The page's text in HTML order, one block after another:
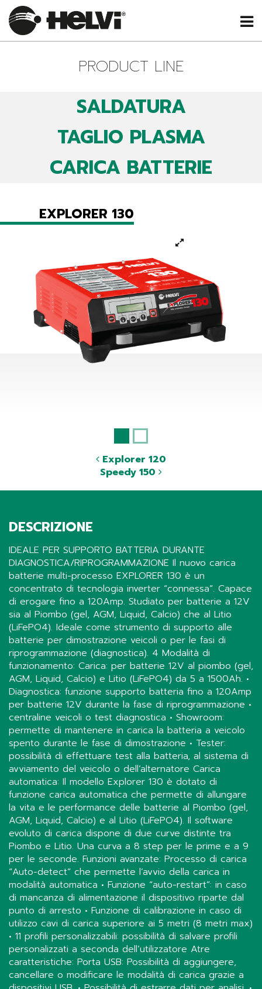
PRODUCT LINE
SALDATURA
TAGLIO PLASMA
CARICA BATTERIE
EXPLORER 130
Explorer 120
Speedy 150
DESCRIZIONE
IDEALE PER SUPPORTO BATTERIA DURANTE
DIAGNOSTICA/RIPROGRAMMAZIONE Il nuovo carica
batterie multi-processo EXPLORER 130 è un
concentrato di tecnologia inverter “connessa”. Capace
di erogare fino a 120Amp. Studiato per batterie a 12V
sia al Piombo (gel, AGM, Liquid, Calcio) che al Litio
(LiFePO4). Ideale come strumento di supporto alle
batterie per dimostrazione veicoli o per le fasi di
riprogrammazione (diagnostica). 4 Modalità di
funzionamento: Carica: per batterie 12V al piombo (gel,
AGM, Liquid, Calcio) e Litio (LiFePO4) da 5 a 1500Ah. •
Diagnostica: funzione supporto batteria fino a 120Amp
per batterie 12V durante la fase di riprogrammazione •
centraline veicoli o test diagnostica • Showroom:
permette di mantenere in carica la batteria a veicolo
spento durante le fase di dimostrazione • Tester:
possibilità di effettuare test alla batteria, al sistema di
avviamento del veicolo o dell’alternatore Carica
automatica: Il modello Explorer 130 è dotato di
funzione carica automatica che permette di allungare
la vita e le performance delle batterie al Piombo (gel,
AGM, Liquid, Calcio) e al Litio (LiFePO4). Il software
evoluto di carica dispone di due curve distinte tra
Piombo e Litio. Una curva a 8 step per le prime e a 9
per le seconde. Funzioni avanzate: Processo di carica
“Auto-detect” che permette l’avvio della carica in
modalità automatica • Funzione “auto-restart”: in caso
di mancanza di alimentazione il dispositivo riparte dal
punto di arresto • Funzione di calibrazione in caso di
utilizzo cavi di carica superiore ai 5 metri (8 metri max)
• 11 profili personalizzabili: possibilità di salvare profili
personalizzati a seconda dell’utilizzatore Atre
caratteristiche: Porta USB: Possibilità di aggiungere,
cancellare o modificare le modalità di carica grazie a